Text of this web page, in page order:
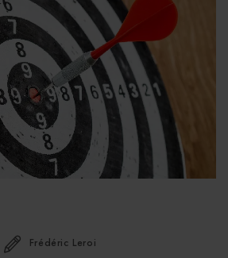
Frédéric Leroi